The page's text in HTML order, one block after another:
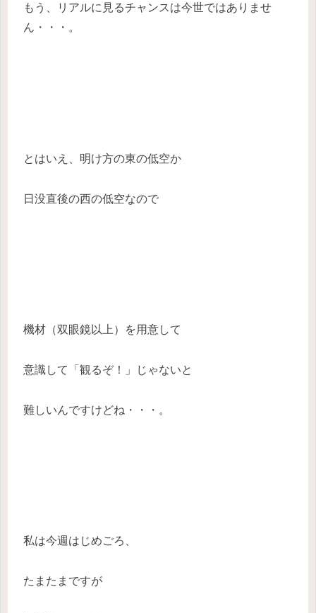
もう、リアルに見るチャンスは今世ではありませ
ん・・・。
とはいえ、明け方の東の低空か
日没直後の西の低空なので
機材（双眼鏡以上）を用意して
意識して「観るぞ！」じゃないと
難しいんですけどね・・・。
私は今週はじめごろ、
たまたまですが